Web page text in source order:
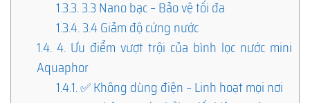
1.3.3.3.3 Nano bạc – Bảo vệ tối đa
1.3.4.3.4 Giảm độ cứng nước
1.4. 4. Ưu điểm vượt trội của bình lọc nước mini
Aquaphor
1.4.1.✅ Không dùng điện – Linh hoạt mọi nơi